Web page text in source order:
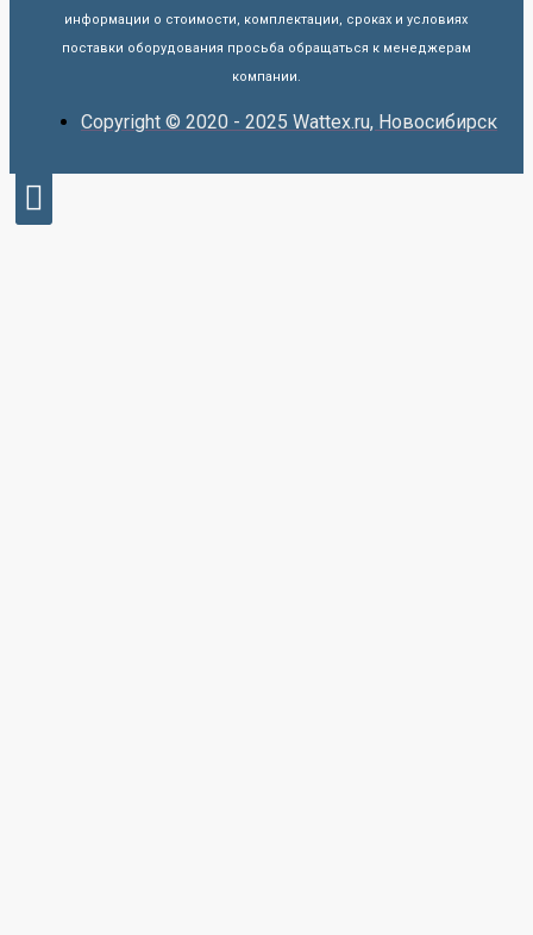
информации о стоимости, комплектации, сроках и условиях
поставки оборудования просьба обращаться к менеджерам
компании.
Copyright © 2020 - 2025 Wattex.ru, Новосибирск